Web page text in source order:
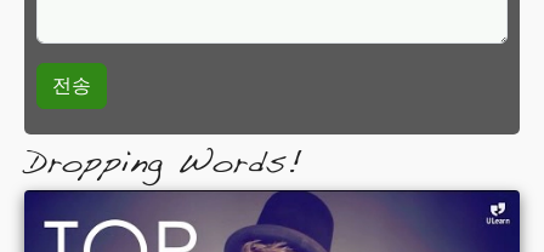
Dropping Words!